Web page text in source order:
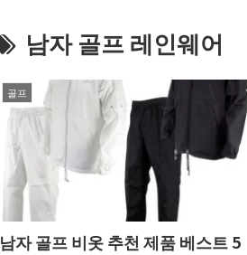
남자 골프 레인웨어
골프
남자 골프 비옷 추천 제품 베스트 5